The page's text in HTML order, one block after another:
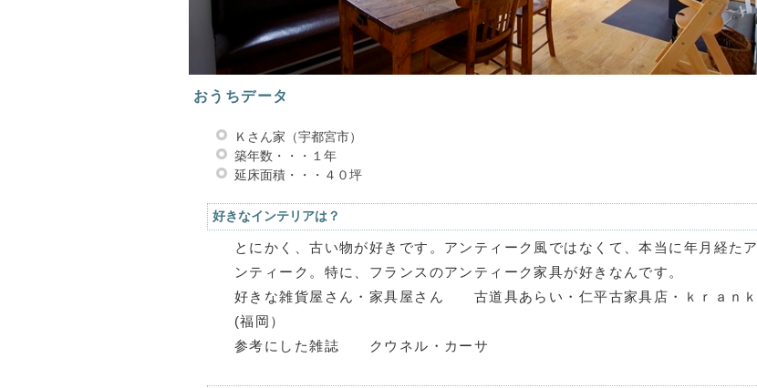
おうちデータ
Ｋさん家（宇都宮市）
築年数・・・１年
延床面積・・・４０坪
好きなインテリアは？
とにかく、古い物が好きです。アンティーク風ではなくて、本当に年月経たア
ンティーク。特に、フランスのアンティーク家具が好きなんです。
好きな雑貨屋さん・家具屋さん 古道具あらい・仁平古家具店・ｋｒａｎｋ
(福岡）
参考にした雑誌 クウネル・カーサ